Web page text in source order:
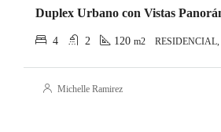
Duplex Urbano con Vistas
4 2 120 m2
Michelle Ramirez